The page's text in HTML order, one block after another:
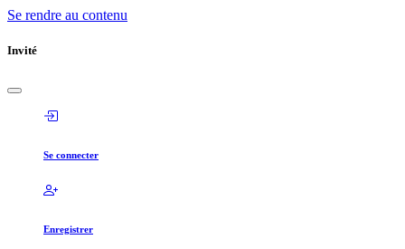
Se rendre au contenu
Invité
Se connecter
Enregistrer